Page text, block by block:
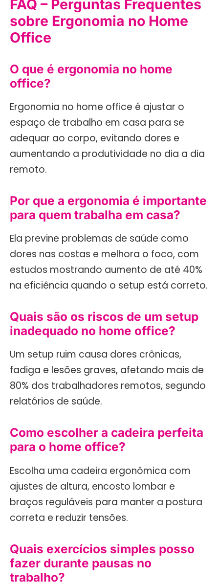
FAQ – Perguntas Frequentes
sobre Ergonomia no Home
Office
O que é ergonomia no home
office?
Ergonomia no home office é ajustar o
espaço de trabalho em casa para se
adequar ao corpo, evitando dores e
aumentando a produtividade no dia a dia
remoto.
Por que a ergonomia é importante
para quem trabalha em casa?
Ela previne problemas de saúde como
dores nas costas e melhora o foco, com
estudos mostrando aumento de até 40%
na eficiência quando o setup está correto.
Quais são os riscos de um setup
inadequado no home office?
Um setup ruim causa dores crônicas,
fadiga e lesões graves, afetando mais de
80% dos trabalhadores remotos, segundo
relatórios de saúde.
Como escolher a cadeira perfeita
para o home office?
Escolha uma cadeira ergonômica com
ajustes de altura, encosto lombar e
braços reguláveis para manter a postura
correta e reduzir tensões.
Quais exercícios simples posso
fazer durante pausas no
trabalho?